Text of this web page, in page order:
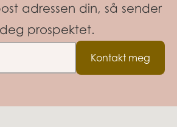
adressen din, så sender
prospektet.